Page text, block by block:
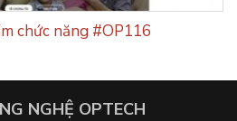
chức năng #OP116
NGHỆ OPTECH